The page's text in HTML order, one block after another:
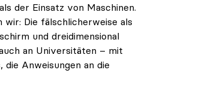
der Einsatz von Maschinen.
Die fälschlicherweise als
und dreidimensional
an Universitäten – mit
Anweisungen an die